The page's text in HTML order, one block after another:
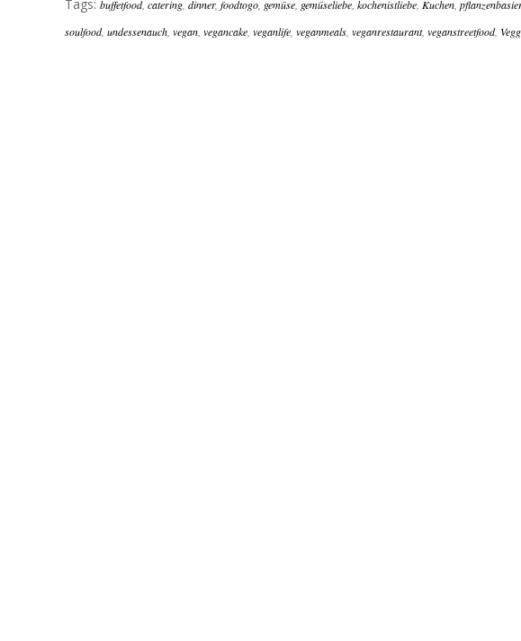
Tags: buffetfood, catering, dinner, foodtogo, gemüse, gemüseliebe, kochenistliebe, Kuchen,
soulfood, undessenauch, vegan, vegancake, veganlife, veganmeals, veganrestaurant, veganstreetfood,